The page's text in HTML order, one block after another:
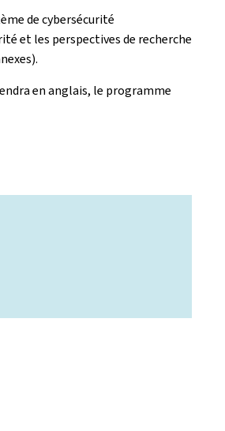
de cybersécurité
et les perspectives de recherche
en anglais, le programme